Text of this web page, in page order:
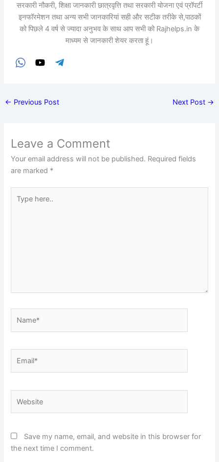
सरकारी नौकरी, शिक्षा जानकारी छात्रवृत्ति तथा सरकारी योजना एवं प्रॉपर्टी
इनफॉरमेशन तथा अन्य सभी जानकारियां सही और सटीक तरीके से,पाठकों
को पिछले 4 वर्ष से ज्यादा अनुभव के साथ आप सभी को Rajhelps.in के
माध्यम से जानकारी शेयर करता हूं।
← Previous Post Next Post →
Leave a Comment
Your email address will not be published. Required fields
are marked *
here..
Save my name, email, and website in this browser for
the next time I comment.